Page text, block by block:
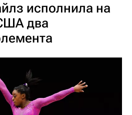
исполнила на
два